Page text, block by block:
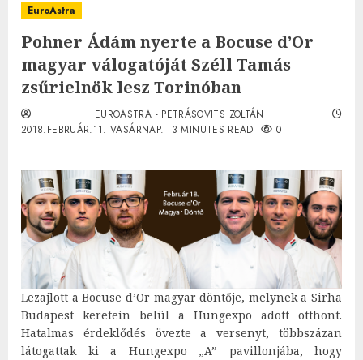
EuroAstra
Pohner Ádám nyerte a Bocuse d’Or
magyar válogatóját Széll Tamás
zsűrielnök lesz Torinóban
EUROASTRA - PETRÁSOVITS ZOLTÁN
2018.FEBRUÁR.11. VASÁRNAP.
3 MINUTES READ 0
Lezajlott a Bocuse d’Or magyar döntője, melynek a Sirha
Budapest keretein belül a Hungexpo adott otthont.
Hatalmas érdeklődés övezte a versenyt, többszázan
látogattak ki a Hungexpo „A” pavillonjába, hogy